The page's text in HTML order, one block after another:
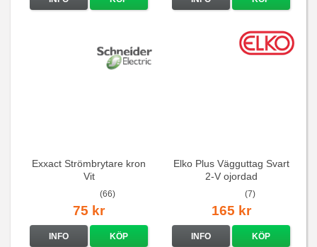
Exxact Strömbrytare kron
Vit
(66)
75 kr
INFO KÖP
Elko Plus Vägguttag Svart
2-V ojordad
(7)
165 kr
INFO KÖP